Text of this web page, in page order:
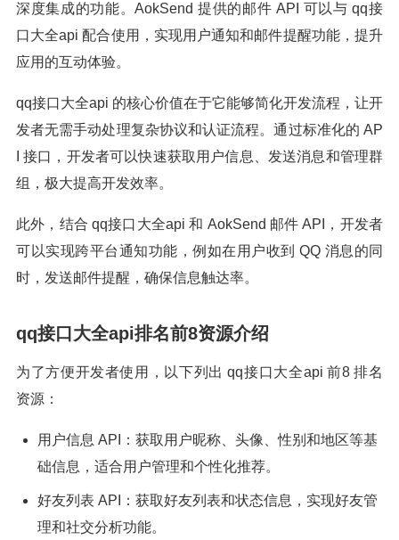
深度集成的功能。AokSend 提供的邮件 API 可以与 qq接
口大全api 配合使用，实现用户通知和邮件提醒功能，提升
应用的互动体验。
qq接口大全api 的核心价值在于它能够简化开发流程，让开
发者无需手动处理复杂协议和认证流程。通过标准化的 AP
I 接口，开发者可以快速获取用户信息、发送消息和管理群
组，极大提高开发效率。
此外，结合 qq接口大全api 和 AokSend 邮件 API，开发者
可以实现跨平台通知功能，例如在用户收到 QQ 消息的同
时，发送邮件提醒，确保信息触达率。
qq接口大全api排名前8资源介绍
为了方便开发者使用，以下列出 qq接口大全api 前8 排名
资源：
用户信息 API：获取用户昵称、头像、性别和地区等基
础信息，适合用户管理和个性化推荐。
好友列表 API：获取好友列表和状态信息，实现好友管
理和社交分析功能。